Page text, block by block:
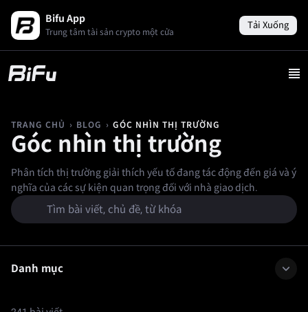
Bifu App
Trung tâm tài sản crypto một cửa
Tải Xuống
TRANG CHỦ › BLOG › GÓC NHÌN THỊ TRƯỜNG
Góc nhìn thị trường
Phân tích thị trường giải thích yếu tố đang tác động đến giá và ý
nghĩa của các sự kiện quan trọng đối với nhà giao dịch.
Danh mục